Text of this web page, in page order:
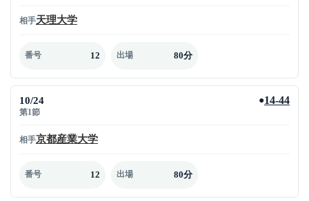
相手天理大学
番号 12 出場 80分
10/24
第1節
●14-44
相手京都産業大学
番号 12 出場 80分